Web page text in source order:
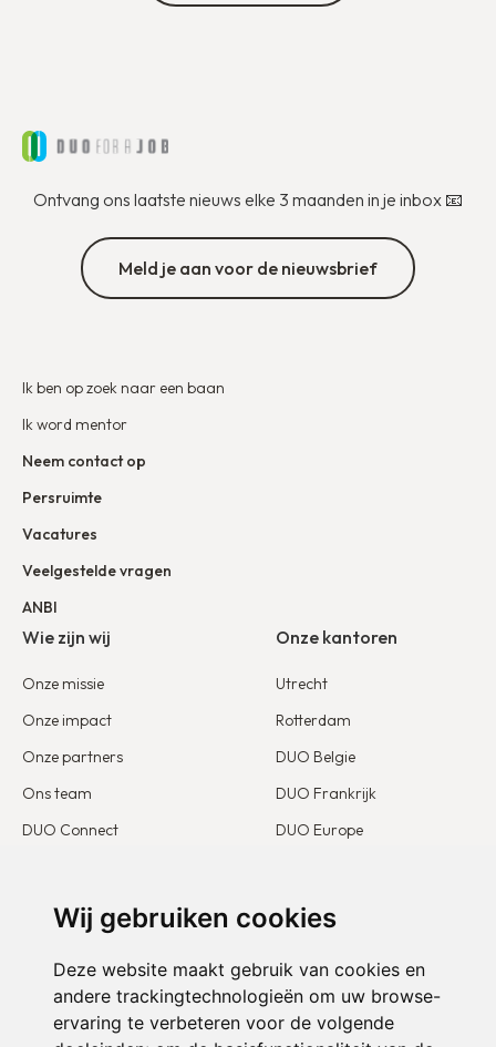
Wij gebruiken cookies
Deze website maakt gebruik van cookies en
andere trackingtechnologieën om uw browse-
ervaring te verbeteren voor de volgende
Ontvang ons laatste nieuws elke 3 maanden in je inbox 📧
Meld je aan voor de nieuwsbrief
Ik ben op zoek naar een baan
Ik word mentor
Neem contact op
Persruimte
Vacatures
Veelgestelde vragen
ANBI
Wie zijn wij
Onze missie
Onze impact
Onze partners
Ons team
DUO Connect
Onze kantoren
Utrecht
Rotterdam
DUO Belgie
DUO Frankrijk
DUO Europe
Onze publicaties
Ons nieuws
Ik word vrijwilliger